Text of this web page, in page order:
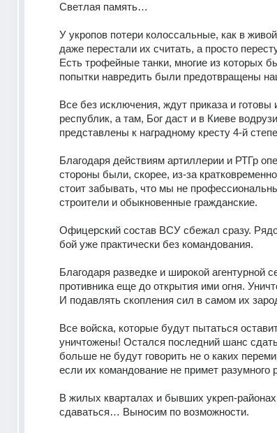
Светлая память…
У укропов потери колоссальные, как в
даже перестали их считать, а просто
Есть трофейные танки, многие из которых
попытки навредить были предотвращены
Все без исключения, ждут приказа и готовы
республик, а там, Бог даст и в Киеве
представлены к наградному кресту 4-й
Благодаря действиям артиллерии и РТГр
стороны были, скорее, из-за
стоит забывать, что мы не
строители и обыкновенные гражданские.
Офицерский состав ВСУ сбежал сразу.
бой уже практически без командования.
Благодаря разведке и широкой агентурной
противника еще до открытия ими огня.
И подавлять скопления сил в самом их
Все войска, которые будут пытаться
уничтожены! Остался последний шанс
больше не будут говорить не о каких
если их командование не примет разумного
В жилых кварталах и бывших укреп-
сдаваться… Выносим по возможности.